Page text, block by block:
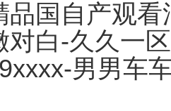
国自产观
白-久久一
男男车